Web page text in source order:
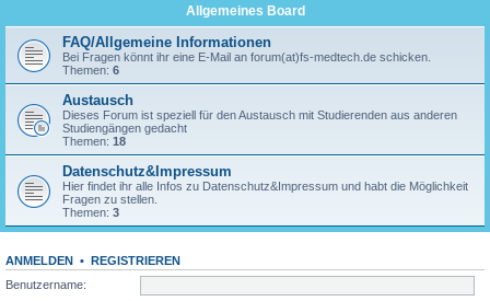
h
Allgemeines Board
FAQ/Allgemeine Informationen
Bei Fragen könnt ihr eine E-Mail an forum(at)fs-medtech.de schicken.
Themen: 6
Austausch
Dieses Forum ist speziell für den Austausch mit Studierenden aus anderen
Studiengängen gedacht
Themen: 18
Datenschutz&Impressum
Hier findet ihr alle Infos zu Datenschutz&Impressum und habt die Möglichkeit
Fragen zu stellen.
Themen: 3
ANMELDEN • REGISTRIEREN
Benutzername: